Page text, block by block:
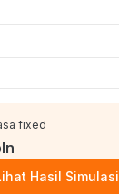
fixed
Hasil Simulasi